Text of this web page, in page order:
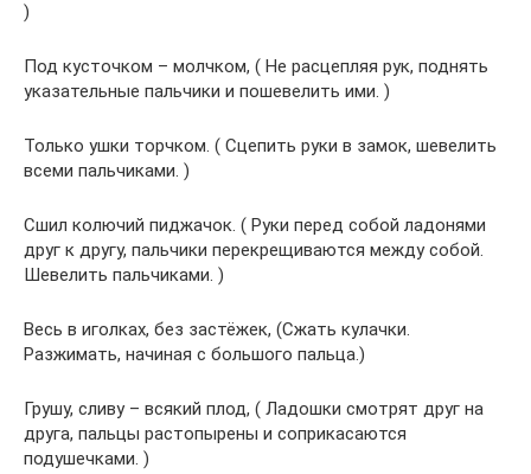
)
Под кусточком – молчком, ( Не расцепляя рук, поднять
указательные пальчики и пошевелить ими. )
Только ушки торчком. ( Сцепить руки в замок, шевелить
всеми пальчиками. )
Сшил колючий пиджачок. ( Руки перед собой ладонями
друг к другу, пальчики перекрещиваются между собой.
Шевелить пальчиками. )
Весь в иголках, без застёжек, (Сжать кулачки.
Разжимать, начиная с большого пальца.)
Грушу, сливу – всякий плод, ( Ладошки смотрят друг на
друга, пальцы растопырены и соприкасаются
подушечками. )